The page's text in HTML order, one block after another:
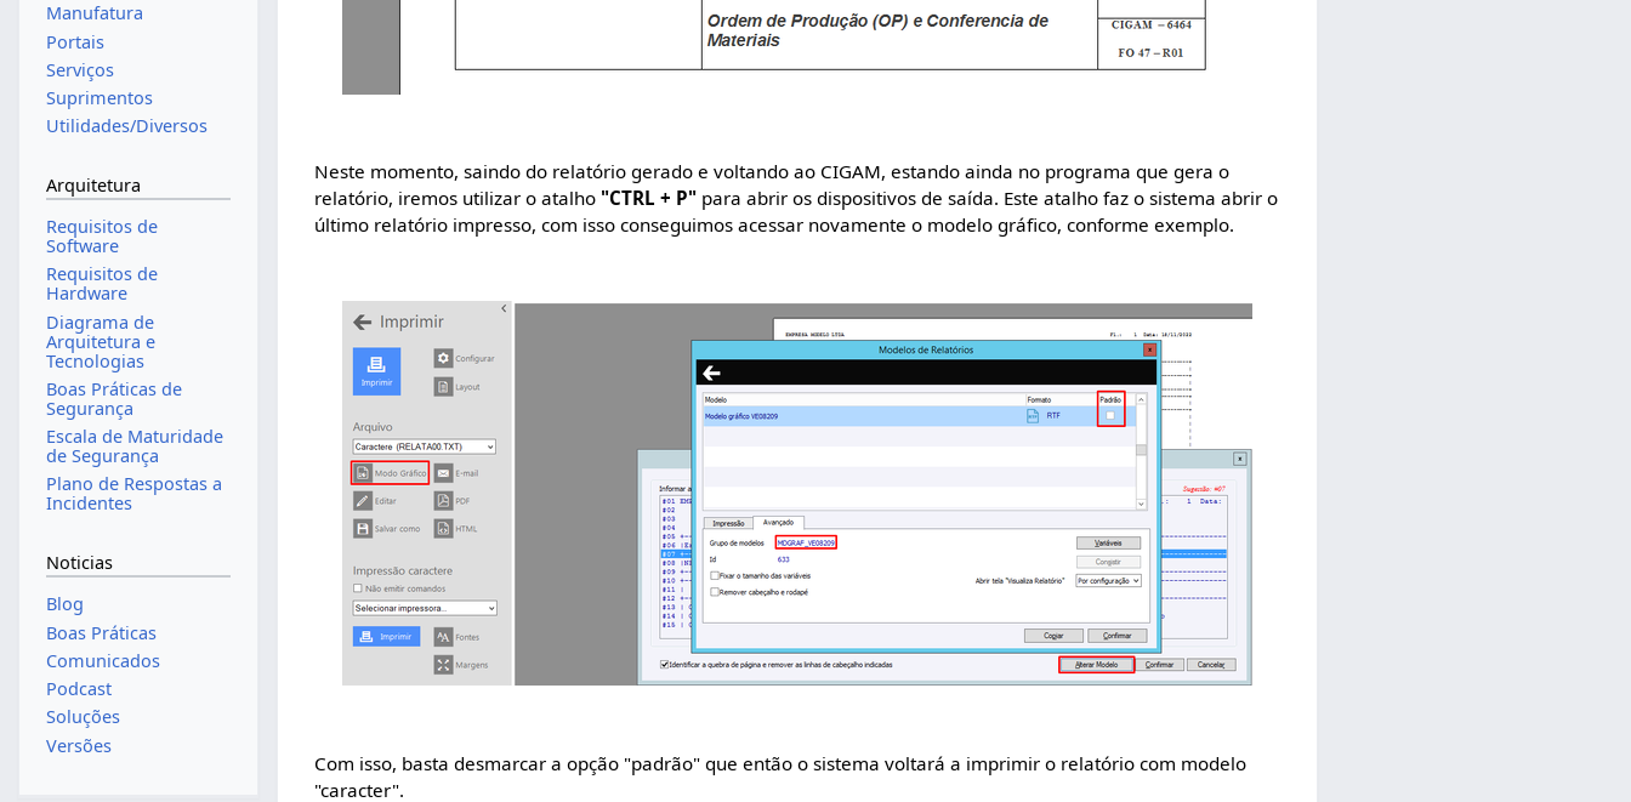
Neste momento, saindo do relatório gerado e voltando ao CIGAM, estando ainda no programa que gera o
relatório, iremos utilizar o atalho "CTRL + P" para abrir os dispositivos de saída. Este atalho faz o sistema abrir o
último relatório impresso, com isso conseguimos acessar novamente o modelo gráfico, conforme exemplo.
Com isso, basta desmarcar a opção "padrão" que então o sistema voltará a imprimir o relatório com modelo
"caracter".
Manufatura
Portais
Serviços
Suprimentos
Utilidades/Diversos
Arquitetura
Requisitos de
Software
Requisitos de
Hardware
Diagrama de
Arquitetura e
Tecnologias
Boas Práticas de
Segurança
Escala de Maturidade
de Segurança
Plano de Respostas a
Incidentes
Noticias
Blog
Boas Práticas
Comunicados
Podcast
Soluções
Versões